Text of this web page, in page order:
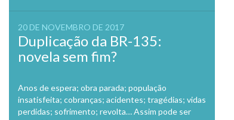
20 DE NOVEMBRO DE 2017
Duplicação da BR-135:
novela sem fim?
Anos de espera; obra parada; população
insatisfeita; cobranças; acidentes; tragédias; vidas
perdidas; sofrimento; revolta… Assim pode ser